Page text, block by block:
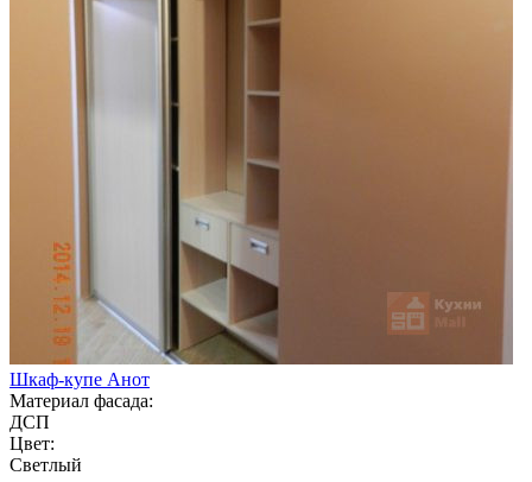
Шкаф-купе Анот
Материал фасада:
ДСП
Цвет:
Светлый